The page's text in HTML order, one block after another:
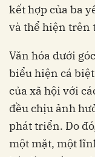
kết hợp của ba
và thể hiện trên
Văn hóa dưới
biểu hiện cá
của xã hội với
đều chịu ảnh
phát triển. Do
một mặt, một